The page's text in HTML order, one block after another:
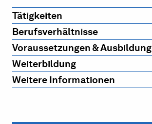
Tätigkeiten
Berufsverhältnisse
Voraussetzungen & Ausbildung
Weiterbildung
Weitere Informationen